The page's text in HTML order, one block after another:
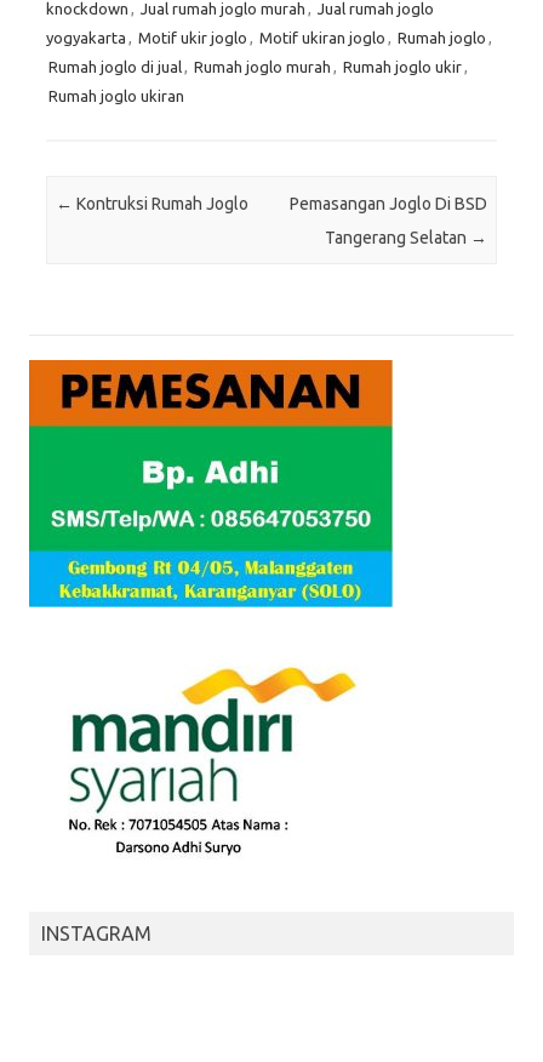
knockdown , Jual rumah joglo murah , Jual rumah joglo
yogyakarta , Motif ukir joglo , Motif ukiran joglo , Rumah joglo ,
Rumah joglo di jual, Rumah joglo murah , Rumah joglo ukir,
Rumah joglo ukiran
Post navigation
← Kontruksi Rumah Joglo
Pemasangan Joglo Di BSD
Tangerang Selatan →
INSTAGRAM